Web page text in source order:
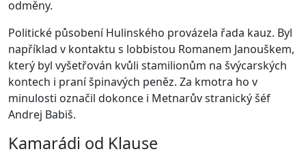
odměny.
Politické působení Hulinského provázela řada kauz. Byl
například v kontaktu s lobbistou Romanem Janouškem,
který byl vyšetřován kvůli stamilionům na švýcarských
kontech i praní špinavých peněz. Za kmotra ho v
minulosti označil dokonce i Metnarův stranický šéf
Andrej Babiš.
Kamarádi od Klause